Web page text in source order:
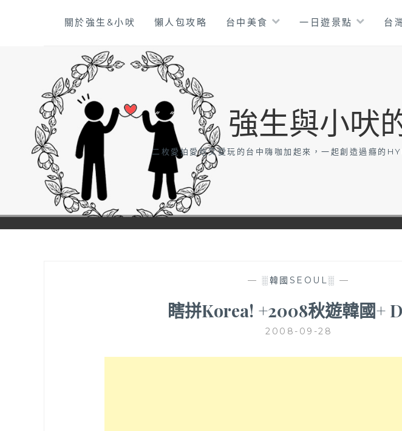
關於強生&小吠 懶人包攻略 台中美食 一日遊景點 台
強生與小吠
二枚愛拍愛吃又愛玩的台中嗨咖加起來，一起創造過癮的
—░韓國SEOUL░ —
瞎拼Korea! +2008秋遊韓國+
2008-09-28